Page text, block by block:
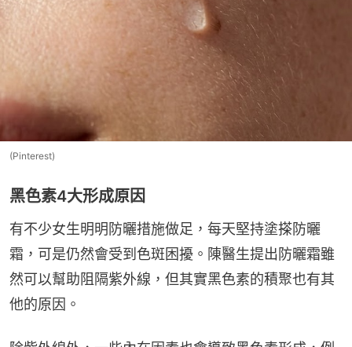
(Pinterest)
黑色素4大形成原因
有不少女生明明防曬措施做足，每天堅持塗搽防曬
霜，可是仍然會受到色斑困擾。陳醫生提出防曬霜雖
然可以幫助阻隔紫外線，但其實黑色素的積聚也有其
他的原因。